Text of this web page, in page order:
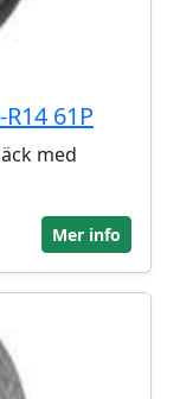
61P
med
Mer info